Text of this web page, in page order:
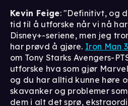
Kevin Feige: "Definitivt, og
tid til å utforske når vi nå
Disney+-seriene, men jeg
har prøvd å gjøre. Iron Man 3
om Tony Starks Avengers-
utforske hva som gjør
og du har alltid kunne høre
skavanker og problemer
dem i alt det sprø,